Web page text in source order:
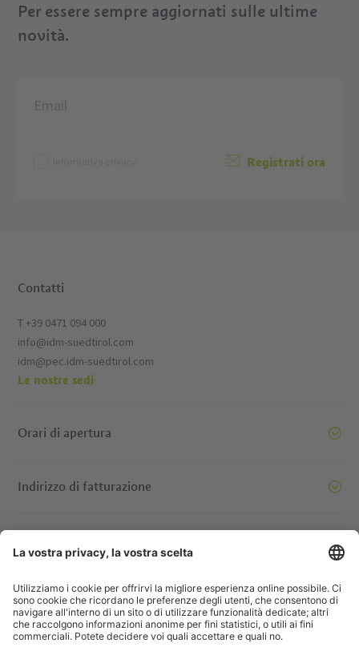
Per essere sempre aggiornati sulle ultime
novità.
Registrati ora
Contatti
T +39 0471 094 000
info@idm-suedtirol.com
idm@pec.idm-suedtirol.com
Le nostre sedi
Orari di apertura
Indirizzo di fatturazione
siamo pronti a spostare le montagne. E voi?